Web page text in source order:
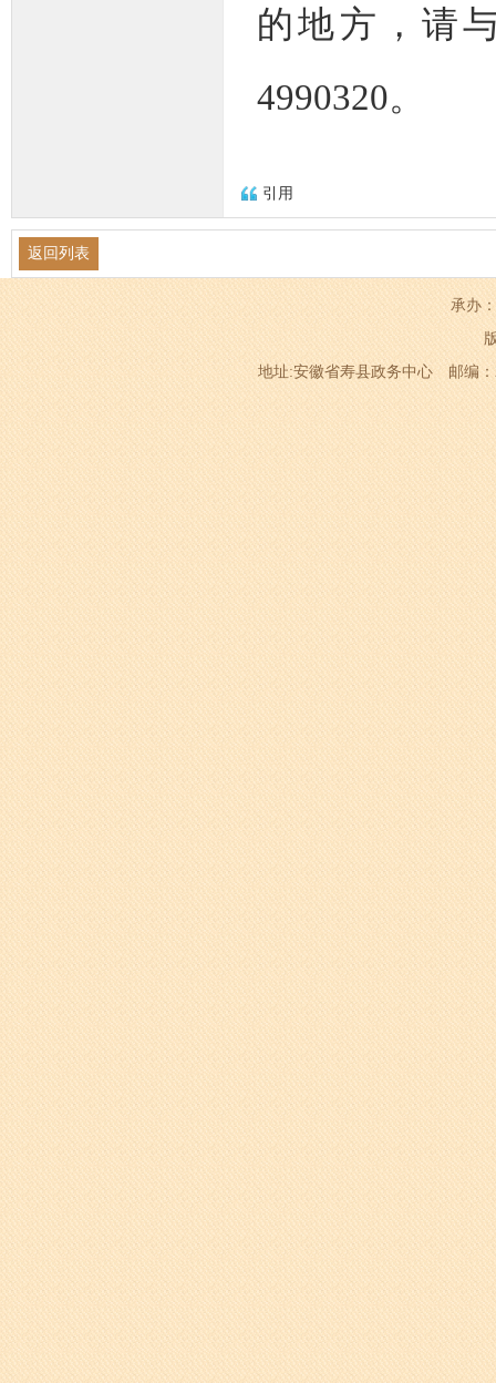
的地方，请
4990320。
引用
返回列表
承办
地址:安徽省寿县政务中心 邮编：